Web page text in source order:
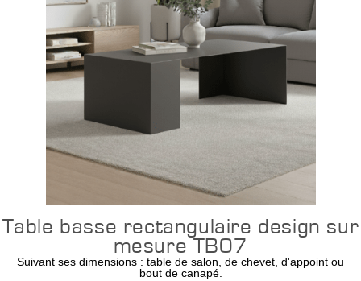
Table basse rectangulaire design sur
mesure TB07
Suivant ses dimensions : table de salon, de chevet, d'appoint ou
bout de canapé.